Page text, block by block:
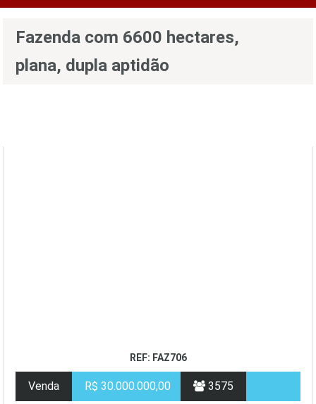
Fazenda com 6600 hectares,
plana, dupla aptidão
REF: FAZ706
Venda R$ 30.000.000,00 3575